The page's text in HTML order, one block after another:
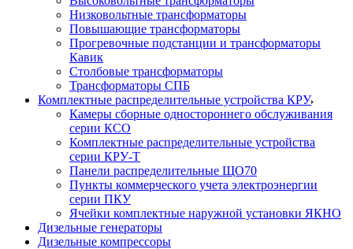
Низковольтные трансформаторы
Повышающие трансформаторы
Прогревочные подстанции и трансформаторы
Кавик
Столбовые трансформаторы
Трансформаторы СПБ
Комплектные распределительные устройства КРУ
Камеры сборные одностороннего обслуживания
серии КСО
Комплектные распределительные устройства
серии КРУ-Т
Панели распределительные ЩО70
Пункты коммерческого учета электроэнергии
серии ПКУ
Ячейки комплектные наружной установки ЯКНО
Дизельные генераторы
Дизельные компрессоры